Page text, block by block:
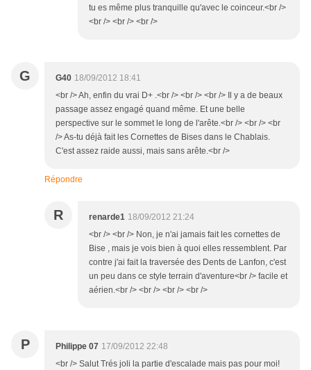
tu es même plus tranquille qu'avec le coinceur.<br />
<br /> <br /> <br />
G G40 18/09/2012 18:41
<br /> Ah, enfin du vrai D+ .<br /> <br /> <br /> Il y a de beaux
passage assez engagé quand même. Et une belle
perspective sur le sommet le long de l'arête.<br /> <br /> <br
/> As-tu déjà fait les Cornettes de Bises dans le Chablais.
C'est assez raide aussi, mais sans arête.<br />
Répondre
R renarde1 18/09/2012 21:24
<br /> <br /> Non, je n'ai jamais fait les cornettes de
Bise , mais je vois bien à quoi elles ressemblent. Par
contre j'ai fait la traversée des Dents de Lanfon, c'est
un peu dans ce style terrain d'aventure<br /> facile et
aérien.<br /> <br /> <br /> <br />
P Philippe 07 17/09/2012 22:48
<br /> Salut Trés joli la partie d'escalade mais pas pour moi!